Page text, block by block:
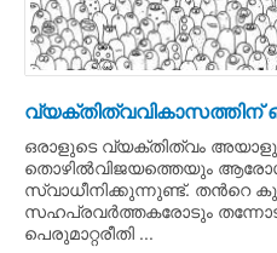
വ്യക്തിത്വവികാസത്തിന്
ഒരാളുടെ വ്യക്തിത്വം
തൊഴില്‍വിജയത്തെയും
സ്വാധീനിക്കുന്നുണ്ട്. തന്‍റെ
സഹപ്രവര്‍ത്തകരോടും
പെരുമാറ്റരീതി ...